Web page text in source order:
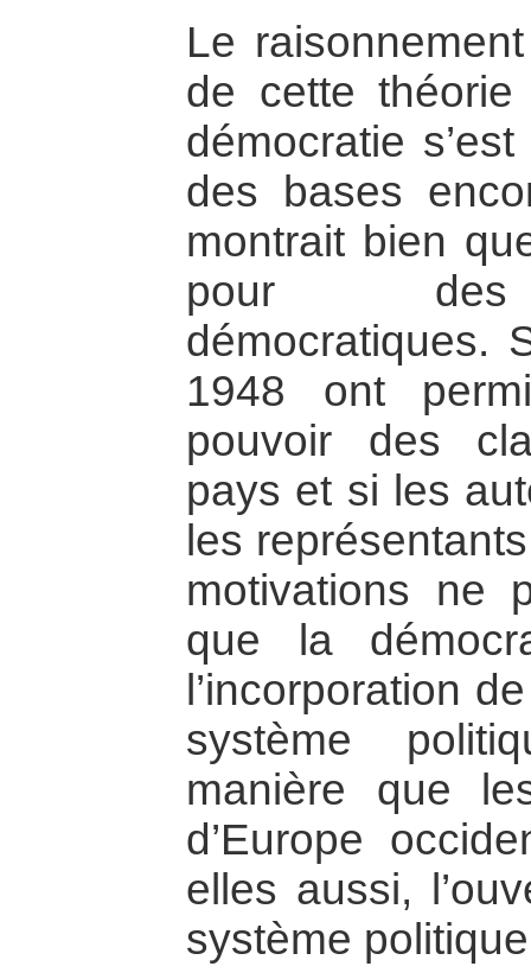
Le
de cette
démocratie
des bases
montrait bien
pour des
démocratiques.
1948 ont
pouvoir des
pays et si les
les
motivations ne
que la
l’incorporation
système
manière que
d’Europe
elles aussi,
système